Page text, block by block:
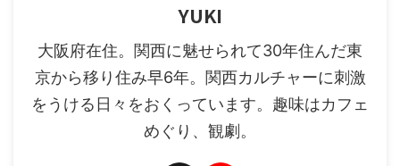
YUKI
大阪府在住。関西に魅せられて30年住んだ東
京から移り住み早6年。関西カルチャーに刺激
をうける日々をおくっています。趣味はカフェ
めぐり、観劇。